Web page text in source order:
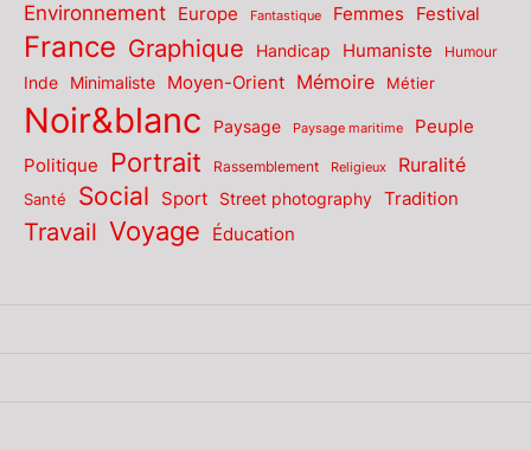
Environnement Europe Fantastique Femmes Festival
France Graphique Handicap Humaniste Humour
Inde Minimaliste Moyen-Orient Mémoire Métier
Noir&blanc Paysage Paysage maritime Peuple
Politique Portrait Rassemblement Religieux Ruralité
Santé Social Sport Street photography Tradition
Travail Voyage Éducation